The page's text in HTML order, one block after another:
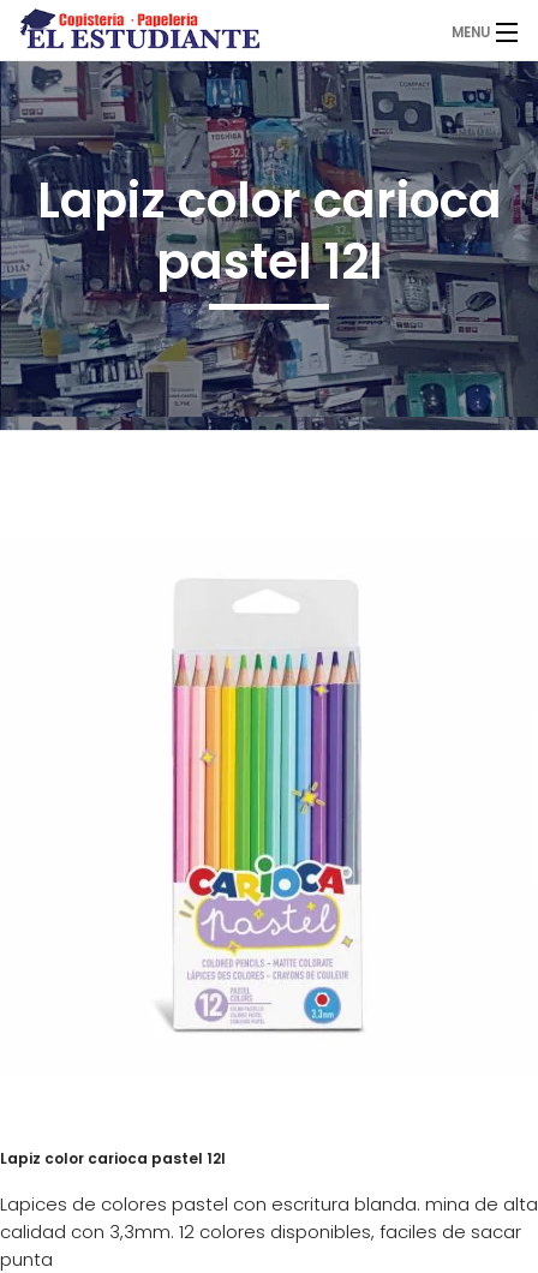
MENU
El Estudiante
Copistería
Papelería
Servicios
¿Quiénes Somos?
¡Imprimir!
Lapiz color carioca
pastel 12l
Lapiz color carioca pastel 12l
Lapices de colores pastel con escritura blanda. mina de alta
calidad con 3,3mm. 12 colores disponibles, faciles de sacar
punta